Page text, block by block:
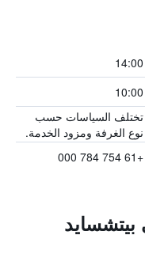
14:00
10:00
تختلف السياسات حسب
نوع الغرفة ومزود الخدمة.
+61 754 784 000
بيتشسايد